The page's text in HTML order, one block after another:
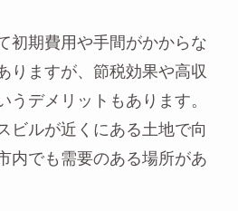
初期費用や手間がかからな
りますが、節税効果や高収
うデメリットもあります。
ビルが近くにある土地で向
内でも需要のある場所があ